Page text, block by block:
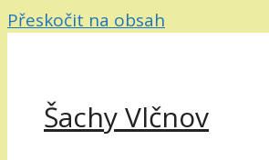
Přeskočit na obsah
Šachy Vlčnov